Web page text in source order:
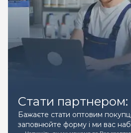
Стати партнером:
Бажаєте стати оптовим
заповнюйте форму і ми вас